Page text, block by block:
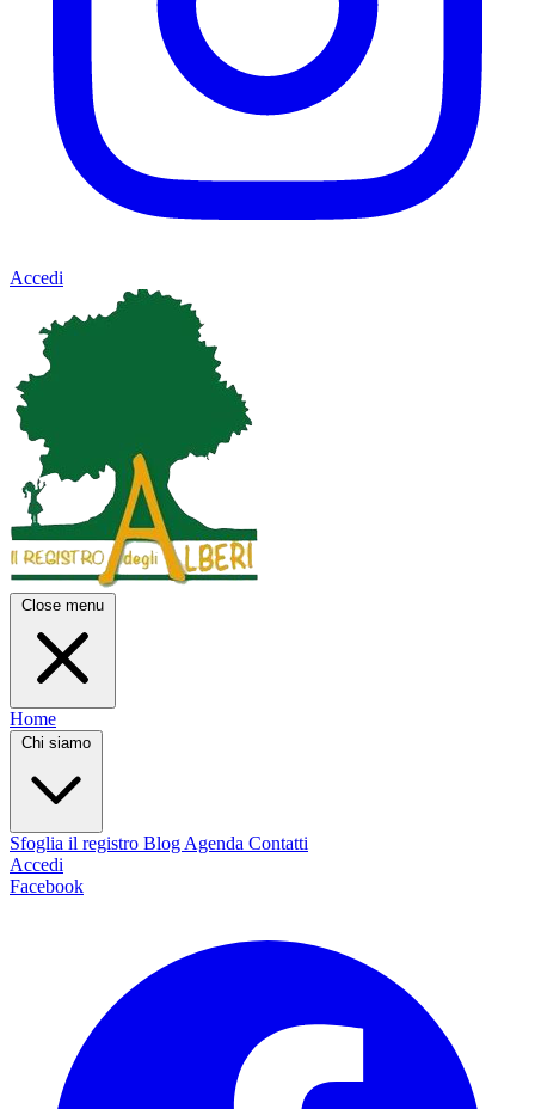
Accedi
Close menu
Home
Chi siamo
Sfoglia il registro Blog Agenda Contatti
Accedi
Facebook